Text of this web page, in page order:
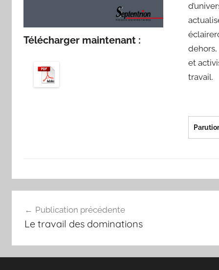
Télécharger maintenant :
et
travail.
de
Publication précédente
Le travail des dominations